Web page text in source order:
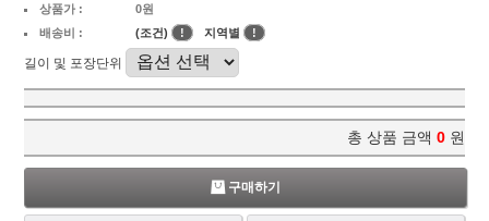
상품가 :
0원
배송비 :
(조건) ! 지역별 !
길이 및 포장단위
총 상품 금액 0 원
구매하기